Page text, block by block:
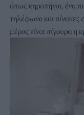
όπως κηροπήγια, ένα
τηλέφωνο και πίνακες
μέρος είναι σίγουρα η